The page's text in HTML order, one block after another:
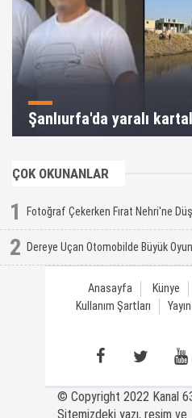
Şanlıurfa'da yaralı
ÇOK OKUNANLAR
1 Fotoğraf Çekerken Fırat Nehri'ne
2 Dereye Uçan Otomobilde Büyük
Anasayfa Künye
Kullanım Şartları
© Copyright 2022 Kanal
Sitemizdeki yazı, resim ve